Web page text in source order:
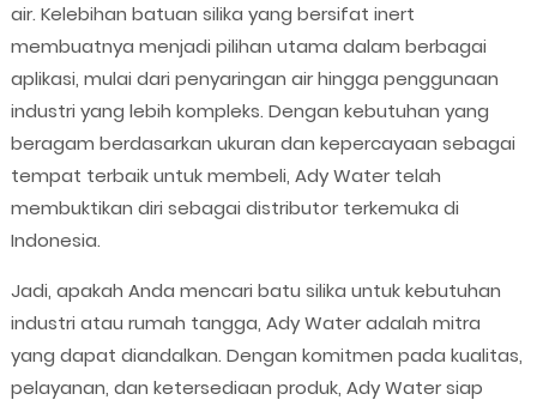
air. Kelebihan batuan silika yang bersifat inert
membuatnya menjadi pilihan utama dalam berbagai
aplikasi, mulai dari penyaringan air hingga penggunaan
industri yang lebih kompleks. Dengan kebutuhan yang
beragam berdasarkan ukuran dan kepercayaan sebagai
tempat terbaik untuk membeli, Ady Water telah
membuktikan diri sebagai distributor terkemuka di
Indonesia.
Jadi, apakah Anda mencari batu silika untuk kebutuhan
industri atau rumah tangga, Ady Water adalah mitra
yang dapat diandalkan. Dengan komitmen pada kualitas,
pelayanan, dan ketersediaan produk, Ady Water siap